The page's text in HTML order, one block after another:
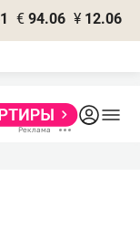
€ 94.06 ¥ 12.06